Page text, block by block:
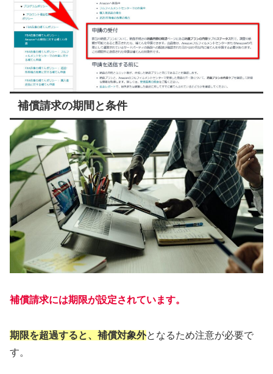
補償請求の期間と条件
補償請求には期限が設定されています。
期限を超過すると、補償対象外となるため注意が必要で
す。